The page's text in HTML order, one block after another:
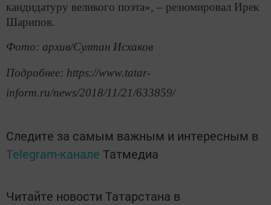
кандидатуру великого поэта», – резюмировал Ирек
Шарипов.
Фото: архив/Султан Исхаков
Подробнее: https://www.tatar-
inform.ru/news/2018/11/21/633859/
Следите за самым важным и интересным в
Telegram-канале Татмедиа
Читайте новости Татарстана в